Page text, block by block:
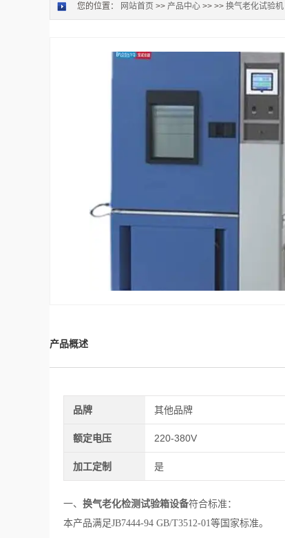
您的位置： 网站首页 >> 产品中心 >> >> 换气老化试验机
产品概述
品牌 其他品牌
额定电压 220-380V
加工定制 是
一、 换气老化检测试验箱设备符合标准：
本产品满足JB7444-94 GB/T3512-01等国家标准。